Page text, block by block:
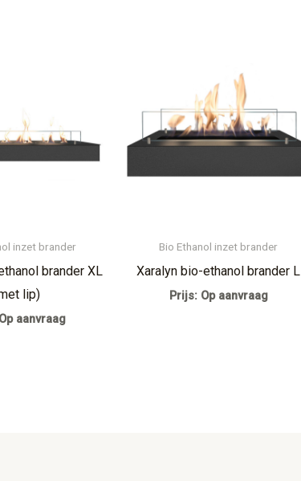
inzet brander
brander XL
lip)
aanvraag
Bio Ethanol inzet brander
Xaralyn bio-ethanol brander L
Prijs: Op aanvraag